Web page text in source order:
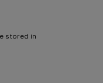
stored in